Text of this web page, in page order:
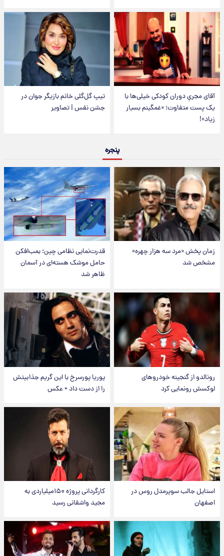
آقای مجریِ دوران کودکی خیلی‌ها با
یک پست متفاوت؛ «غمگینم بسیار
زیاد»!
تیپ گل‌گلی خانم بازیگر جوان در
جشن نفس | تصاویر
پنجره
زمان پخش «مرد سه هزار چهره»
مشخص شد
قدرت‌نمایی نظامی چین؛ بمب‌افکن
حامل موشک هسته‌ای در آسمان
ظاهر شد
رونالدو از گنجینه خودروهای
لوکسش رونمایی کرد
پوریا پورسرخ با این گریم جذابیتش
را از دست داد + عکس
استایل جالب سوپرمدل روس در
اصفهان
کارگردانی پروژه ۱۵۰میلیاردی به
مجید واشقانی رسید